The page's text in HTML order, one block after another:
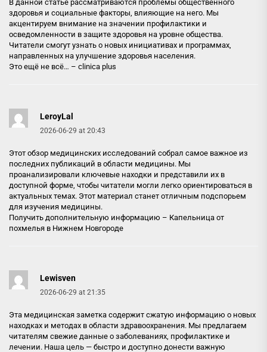
В данной статье рассматриваются проблемы общественного
здоровья и социальные факторы, влияющие на него. Мы
акцентируем внимание на значении профилактики и
осведомленности в защите здоровья на уровне общества.
Читатели смогут узнать о новых инициативах и программах,
направленных на улучшение здоровья населения.
Это ещё не всё… – clinica plus
LeroyLal
2026-06-29 at 20:43
Этот обзор медицинских исследований собрал самое важное из
последних публикаций в области медицины. Мы
проанализировали ключевые находки и представили их в
доступной форме, чтобы читатели могли легко ориентироваться в
актуальных темах. Этот материал станет отличным подспорьем
для изучения медицины.
Получить дополнительную информацию – Капельница от
похмелья в Нижнем Новгороде
Lewisven
2026-06-29 at 21:35
Эта медицинская заметка содержит сжатую информацию о новых
находках и методах в области здравоохранения. Мы предлагаем
читателям свежие данные о заболеваниях, профилактике и
лечении. Наша цель — быстро и доступно донести важную